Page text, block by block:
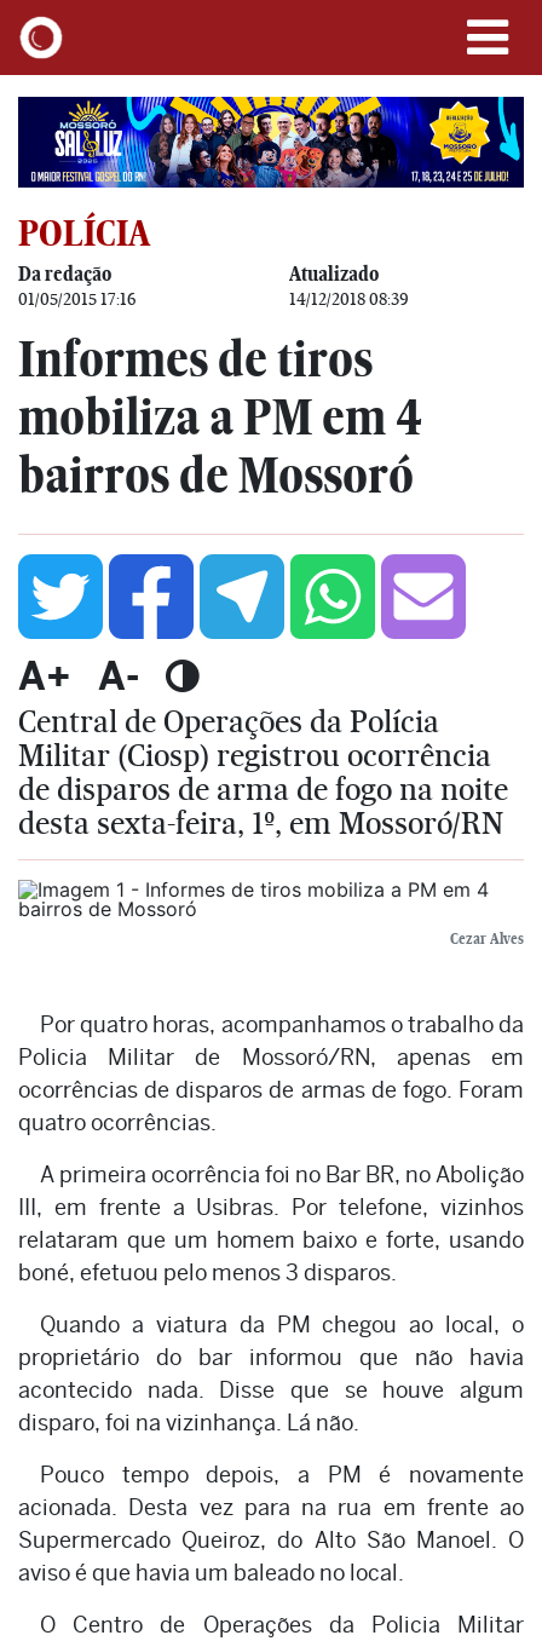
POLÍCIA
Da redação
01/05/2015 17:16
Atualizado
14/12/2018 08:39
Informes de tiros
mobiliza a PM em 4
bairros de Mossoró
A+ A-
Central de Operações da Polícia
Militar (Ciosp) registrou ocorrência
de disparos de arma de fogo na noite
desta sexta-feira, 1º, em Mossoró/RN
Cezar Alves
Por quatro horas, acompanhamos o trabalho da
Policia Militar de Mossoró/RN, apenas em
ocorrências de disparos de armas de fogo. Foram
quatro ocorrências.
A primeira ocorrência foi no Bar BR, no Abolição
III, em frente a Usibras. Por telefone, vizinhos
relataram que um homem baixo e forte, usando
boné, efetuou pelo menos 3 disparos.
Quando a viatura da PM chegou ao local, o
proprietário do bar informou que não havia
acontecido nada. Disse que se houve algum
disparo, foi na vizinhança. Lá não.
Pouco tempo depois, a PM é novamente
acionada. Desta vez para na rua em frente ao
Supermercado Queiroz, do Alto São Manoel. O
aviso é que havia um baleado no local.
O Centro de Operações da Policia Militar